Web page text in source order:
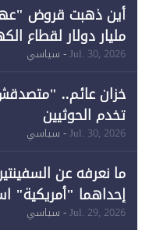
لـ"الطاقة المتجددة" (1)
Jul. 30, 2026- سياسي
خزان عائم..
تخدم الحوثيين
Jul. 30, 2026- سياسي
ما نعرفه عن
إحداهما "أمريكية"
احتياجات الطاقة
Jul. 29, 2026- سياسي